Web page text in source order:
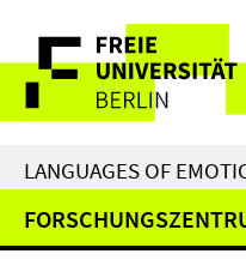
direkt
Inhalt
Service-
Navigation
LANGUAGES OF